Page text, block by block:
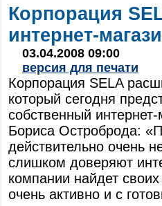
Корпорация
интернет-
03.04.2008 09:00
версия для печати
Корпорация SELA
который сегодня
собственный
Бориса Остроброда:
действительно очень
слишком доверяют
компании найдет
очень активно и с